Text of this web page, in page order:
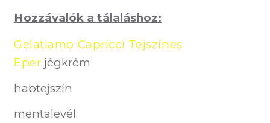
Hozzávalók a tálaláshoz:
Gelatiamo Capricci Tejszínes
Eper jégkrém
habtejszín
mentalevél